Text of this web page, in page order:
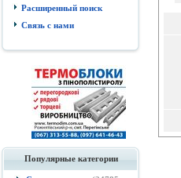
Расширенный поиск
Связь с нами
Популярные категории